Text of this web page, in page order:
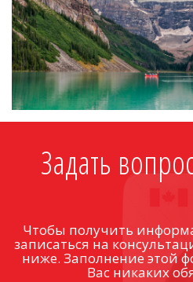
Задать
Чтобы получить
записаться на
ниже. Заполнение этой
Вас никаких